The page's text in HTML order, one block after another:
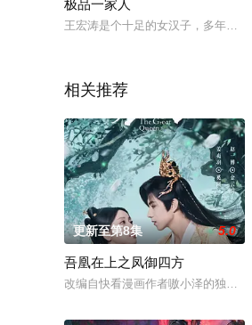
极品一家人
王宏涛是个十足的女汉子，多年前
相关推荐
更新至第8集 5.0
吾凰在上之凤御四方
改编自快看漫画作者嗷小泽的独家